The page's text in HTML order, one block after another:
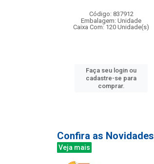
Código: 837912
Embalagem: Unidade
Caixa Com: 120 Unidade(s)
Faça seu login ou
cadastre-se para
comprar.
Confira as Novidades
Veja mais